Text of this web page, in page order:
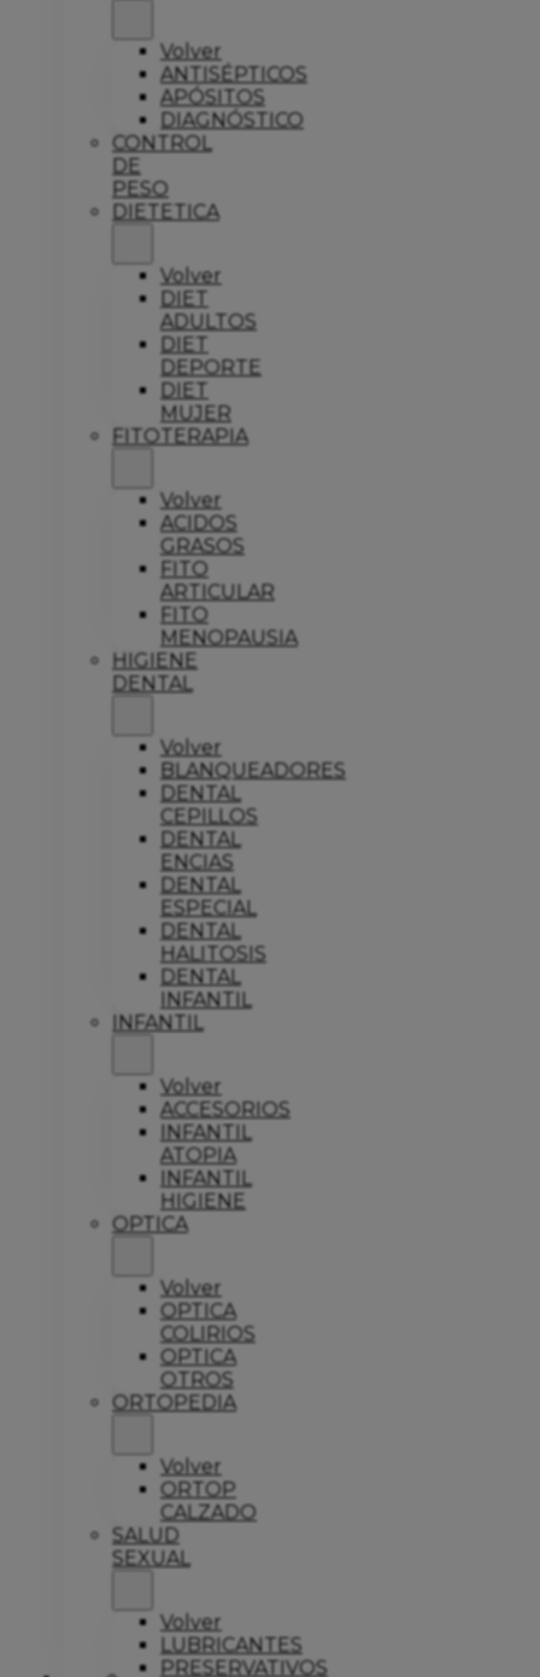
Volver
ANTISÉPTICOS
APÓSITOS
DIAGNÓSTICO
CONTROL
DE
PESO
DIETETICA
Volver
DIET
ADULTOS
DIET
DEPORTE
DIET
MUJER
FITOTERAPIA
Volver
ACIDOS
GRASOS
FITO
ARTICULAR
FITO
MENOPAUSIA
HIGIENE
DENTAL
Volver
BLANQUEADORES
DENTAL
CEPILLOS
DENTAL
ENCIAS
DENTAL
ESPECIAL
DENTAL
HALITOSIS
DENTAL
INFANTIL
INFANTIL
Volver
ACCESORIOS
INFANTIL
ATOPIA
INFANTIL
HIGIENE
OPTICA
Volver
OPTICA
COLIRIOS
OPTICA
OTROS
ORTOPEDIA
Volver
ORTOP
CALZADO
SALUD
SEXUAL
Volver
LUBRICANTES
PRESERVATIVOS